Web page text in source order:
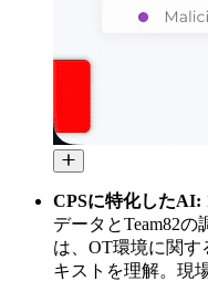
CPSに特化したAI:
データとTeam82
は、OT環境に関
キストを理解。現